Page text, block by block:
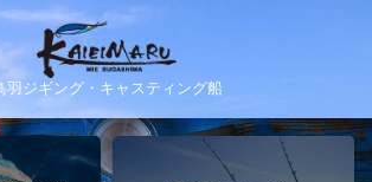
羽ジギング・キャスティング船